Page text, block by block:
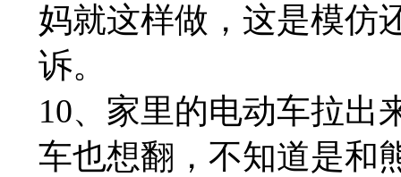
妈就这样做，这是模仿
诉。
10、家里的电动车拉出
车也想翻，不知道是和